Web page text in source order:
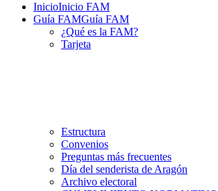
InicioInicio FAM
Guía FAMGuía FAM
¿Qué es la FAM?
Tarjeta
Estructura
Convenios
Preguntas más frecuentes
Día del senderista de Aragón
Archivo electoral